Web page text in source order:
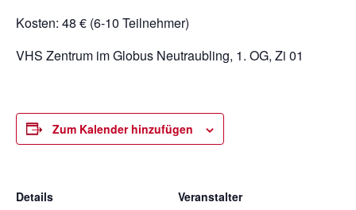
Kosten: 48 € (6-10 Teilnehmer)
VHS Zentrum im Globus Neutraubling, 1. OG, Zi 01
Zum Kalender hinzufügen
Details
Veranstalter